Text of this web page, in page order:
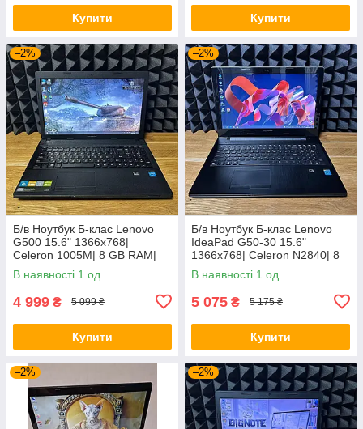
Купити Купити
–2%
Б/в Ноутбук Б-клас Lenovo
G500 15.6" 1366x768|
Celeron 1005M| 8 GB RAM|
128 GB SSD| HD
В наявності 1 од.
4 999 ₴ 5 099 ₴
Купити
–2%
Б/в Ноутбук Б-клас Lenovo
IdeaPad G50-30 15.6"
1366x768| Celeron N2840| 8
GB RAM| 128 GB SSD| HD
В наявності 1 од.
5 075 ₴ 5 175 ₴
Купити
–2% –2%